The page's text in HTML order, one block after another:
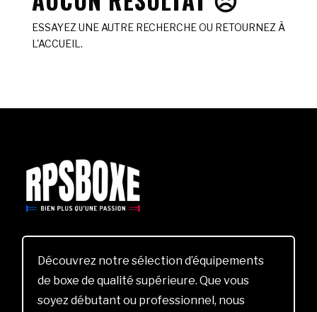
ESSAYEZ UNE AUTRE RECHERCHE OU RETOURNEZ À
L'ACCUEIL.
Découvrez notre sélection d’équipements
de boxe de qualité supérieure. Que vous
soyez débutant ou professionnel, nous